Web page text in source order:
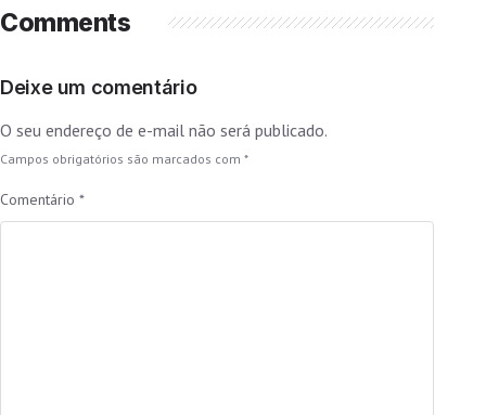
Comments
Deixe um comentário
O seu endereço de e-mail não será publicado.
Campos obrigatórios são marcados com *
Comentário *